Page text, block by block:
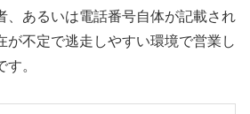
、あるいは電話番号自体が記載され
が不定で逃走しやすい環境で営業し
。